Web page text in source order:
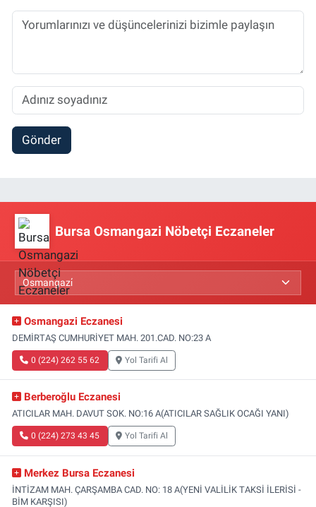
Gönder
Bursa Osmangazi Nöbetçi Eczaneler
Osmangazi Eczanesi
DEMİRTAŞ CUMHURİYET MAH. 201.CAD. NO:23 A
0 (224) 262 55 62 Yol Tarifi Al
Berberoğlu Eczanesi
ATICILAR MAH. DAVUT SOK. NO:16 A(ATICILAR SAĞLIK OCAĞI YANI)
0 (224) 273 43 45 Yol Tarifi Al
Merkez Bursa Eczanesi
İNTİZAM MAH. ÇARŞAMBA CAD. NO: 18 A(YENİ VALİLİK TAKSİ İLERİSİ -
BİM KARŞISI)